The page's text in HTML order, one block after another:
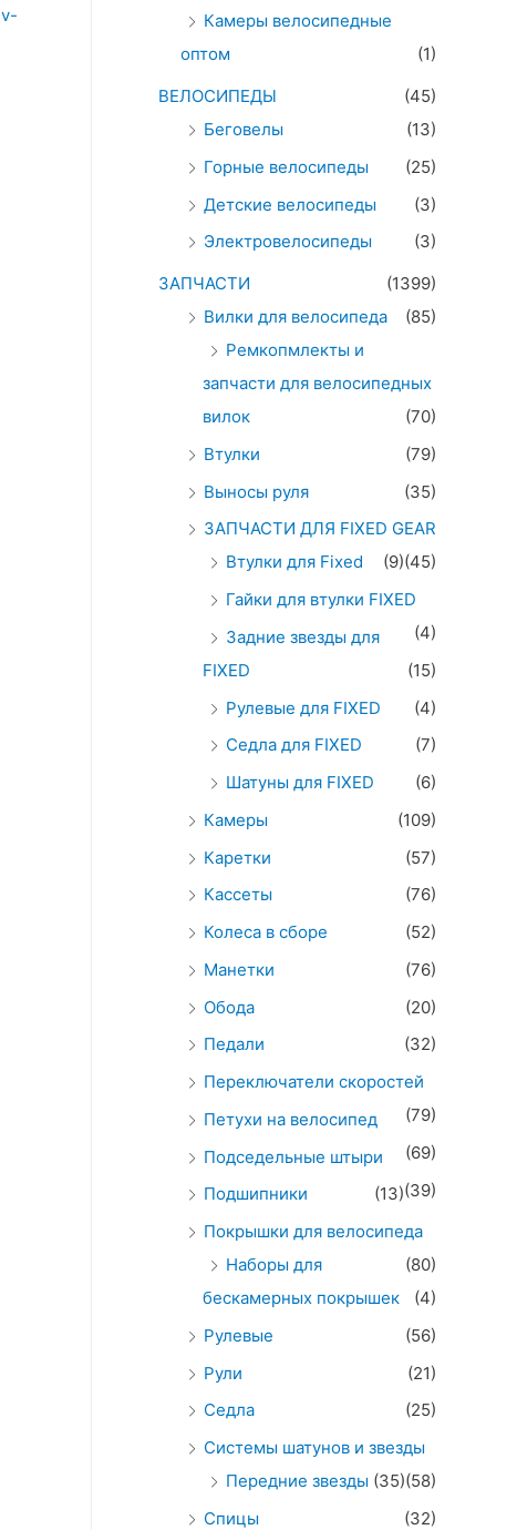
Камеры велосипедные
оптом
(1)
ВЕЛОСИПЕДЫ
(45)
Беговелы
(13)
Горные велосипеды
(25)
Детские велосипеды
(3)
Электровелосипеды
(3)
ЗАПЧАСТИ
(1399)
Вилки для велосипеда
(85)
Ремкопмлекты и
запчасти для велосипедных
вилок
(70)
Втулки
(79)
Выносы руля
(35)
ЗАПЧАСТИ ДЛЯ FIXED GEAR
(45)
Втулки для Fixed
(9)
Гайки для втулки FIXED
(4)
Задние звезды для
FIXED
(15)
Рулевые для FIXED
(4)
Седла для FIXED
(7)
Шатуны для FIXED
(6)
Камеры
(109)
Каретки
(57)
Кассеты
(76)
Колеса в сборе
(52)
Манетки
(76)
Обода
(20)
Педали
(32)
Переключатели скоростей
(79)
Петухи на велосипед
(69)
Подседельные штыри
(39)
Подшипники
(13)
Покрышки для велосипеда
(80)
Наборы для
бескамерных покрышек
(4)
Рулевые
(56)
Рули
(21)
Седла
(25)
Системы шатунов и звезды
(58)
Передние звезды (35)
Спицы
(32)